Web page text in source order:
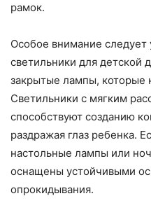
рамок.
Особое внимание
светильники для детской
закрытые лампы, которые
Светильники с мягким
способствуют созданию
раздражая глаз ребенка.
настольные лампы или
оснащены устойчивыми
опрокидывания.